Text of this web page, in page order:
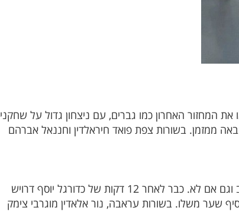
את המחזור האחרון כמו גברים, עם ניצחון גדול על שחקני
ממזמן. בשורות צפת פואד חיראלדין וחננאל אברהם
שחקניו של ווג'די קיש מרמת הגולן משחקים עד הרגע האחרון, גם אם המשחק חשוב וגם אם לא. כבר לאחר 12 דקות של כדורגל יוסף דרויש
שער משלו. בשורות עראבה, נור אלאדין מוגרבי צימק